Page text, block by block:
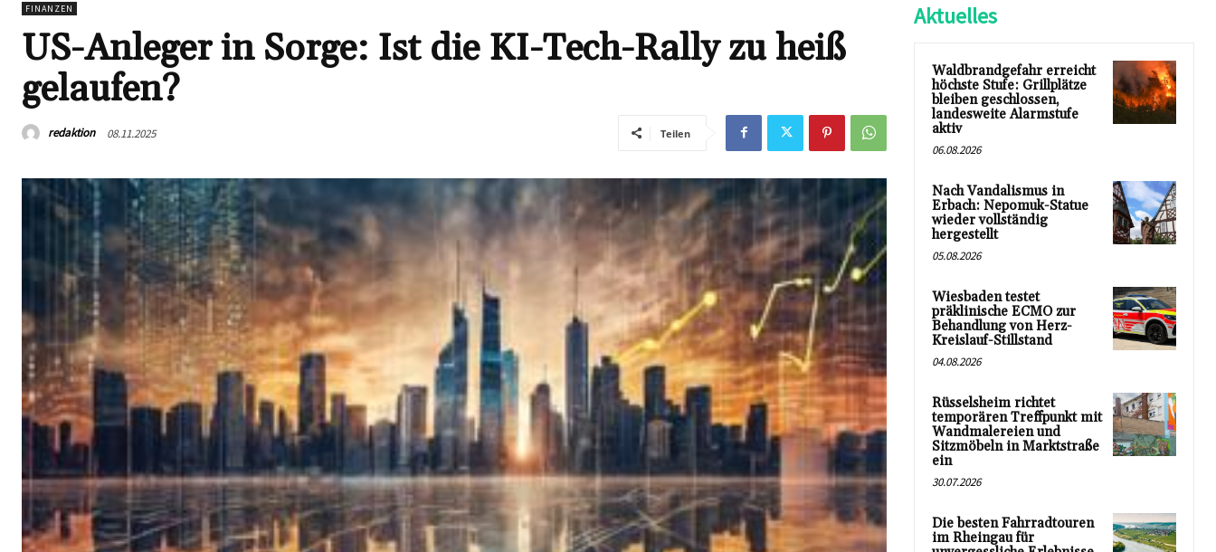
FINANZEN
US-Anleger in Sorge: Ist die KI-Tech-Rally zu heiß
gelaufen?
redaktion 08.11.2025 Teilen
Aktuelles
Waldbrandgefahr erreicht
höchste Stufe: Grillplätze
bleiben geschlossen,
landesweite Alarmstufe
aktiv
06.08.2026
Nach Vandalismus in
Erbach: Nepomuk-Statue
wieder vollständig
hergestellt
05.08.2026
Wiesbaden testet
präklinische ECMO zur
Behandlung von Herz-
Kreislauf-Stillstand
04.08.2026
Rüsselsheim richtet
temporären Treffpunkt mit
Wandmalereien und
Sitzmöbeln in Marktstraße
ein
30.07.2026
Die besten Fahrradtouren
im Rheingau für